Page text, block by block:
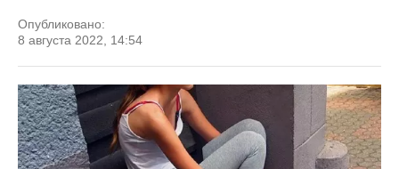
Опубликовано:
8 августа 2022, 14:54